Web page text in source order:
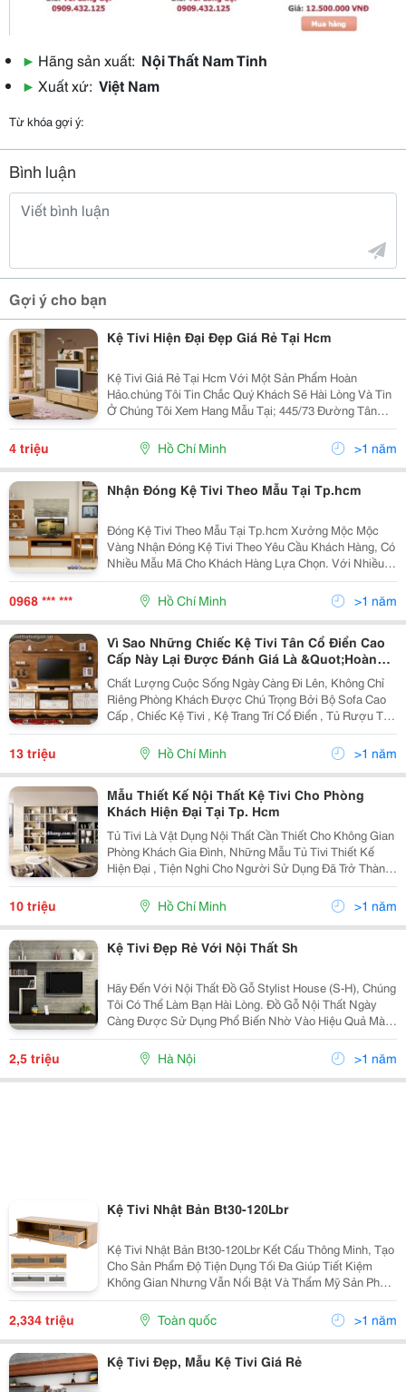
▶ Hãng sản xuất: Nội Thất Nam Tinh
▶ Xuất xứ: Việt Nam
Từ khóa gợi ý:
Bình luận
Gợi ý cho bạn
Kệ Tivi Hiện Đại Đẹp Giá Rẻ Tại Hcm
Kệ Tivi Giá Rẻ Tại Hcm Với Một Sản Phẩm Hoàn
Hảo.chúng Tôi Tin Chắc Quý Khách Sẽ Hài Lòng Và Tin
Ở Chúng Tôi Xem Hang Mẫu Tại; 445/73 Đường Tân
Hòa Đông,Phường Bình Trị Đông,Quận Bình Tân Tp Hồ
Chí Minh Xem Nhiều Sản Phẩm Hãy Vào Đây; Htt
4 triệu Hồ Chí Minh >1 năm
Nhận Đóng Kệ Tivi Theo Mẫu Tại Tp.hcm
Đóng Kệ Tivi Theo Mẫu Tại Tp.hcm Xưởng Mộc Mộc
Vàng Nhận Đóng Kệ Tivi Theo Yêu Cầu Khách Hàng, Có
Nhiều Mẫu Mã Cho Khách Hàng Lựa Chọn. Với Nhiều
Loại Chất Liệu Khác Nhau Từ Gỗ Tự Nhiên, Gỗ Công
Nghiệp, Gỗ Sồi, Gỗ Xoan Đào, Gỗ Căm Xe, Gỗ Thông,
0968 *** *** Hồ Chí Minh >1 năm
Vì Sao Những Chiếc Kệ Tivi Tân Cổ Điển Cao
Cấp Này Lại Được Đánh Giá Là &Quot;Hoàn
Hảo&Quot;
Chất Lượng Cuộc Sống Ngày Càng Đi Lên, Không Chỉ
Riêng Phòng Khách Được Chú Trọng Bởi Bộ Sofa Cao
Cấp , Chiếc Kệ Tivi , Kệ Trang Trí Cổ Điển , Tủ Rượu Tân
Cổ Điển Châu Âu Mà Phòng Ngủ , Phòng Bếp Cũng
Được Trang Hoàng Lộng Lẫy Bởi Dòng Nội Thất Tân C
13 triệu Hồ Chí Minh >1 năm
Mẫu Thiết Kế Nội Thất Kệ Tivi Cho Phòng
Khách Hiện Đại Tại Tp. Hcm
Tủ Tivi Là Vật Dụng Nội Thất Cần Thiết Cho Không Gian
Phòng Khách Gia Đình, Những Mẫu Tủ Tivi Thiết Kế
Hiện Đại , Tiện Nghi Cho Người Sử Dụng Đã Trở Thành
Xu Hướng Nội Thất Mới Cho Phòng Khách Hiện Đại.
Nếu Như Bạn Đang Có Nhu Cầu Thiết Kế Tủ Tivi...
10 triệu Hồ Chí Minh >1 năm
Kệ Tivi Đẹp Rẻ Với Nội Thất Sh
Hãy Đến Với Nội Thất Đồ Gỗ Stylist House (S-H), Chúng
Tôi Có Thể Làm Bạn Hài Lòng. Đồ Gỗ Nội Thất Ngày
Càng Được Sử Dụng Phổ Biến Nhờ Vào Hiệu Quả Mà
Nó Mang Lại Cho Không Gian Kiến Trúc. Xu Thế Của
Các Gia Đình Hiện Nay Là Muốn Đem Thiên Nhiên Và
2,5 triệu Hà Nội >1 năm
Kệ Tivi Nhật Bản Bt30-120Lbr
Kệ Tivi Nhật Bản Bt30-120Lbr Kết Cấu Thông Minh, Tạo
Cho Sản Phẩm Độ Tiện Dụng Tối Đa Giúp Tiết Kiệm
Không Gian Nhưng Vẫn Nổi Bật Và Thẩm Mỹ Sản Phẩm
Được Thiết Kế Với 2 Ngăn Kích Cỡ Khác Nhau Kết
Hợp Với Màu Nâu Gỗ Cổ Điển, Tạo Điểm Nhấn Vô
2,334 triệu Toàn quốc >1 năm
Kệ Tivi Đẹp, Mẫu Kệ Tivi Giá Rẻ